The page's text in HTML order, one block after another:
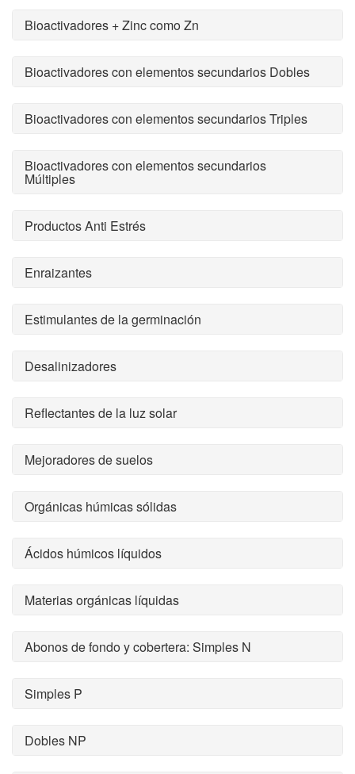
Bioactivadores + Zinc como Zn
Bioactivadores con elementos secundarios Dobles
Bioactivadores con elementos secundarios Triples
Bioactivadores con elementos secundarios
Múltiples
Productos Anti Estrés
Enraizantes
Estimulantes de la germinación
Desalinizadores
Reflectantes de la luz solar
Mejoradores de suelos
Orgánicas húmicas sólidas
Ácidos húmicos líquidos
Materias orgánicas líquidas
Abonos de fondo y cobertera: Simples N
Simples P
Dobles NP